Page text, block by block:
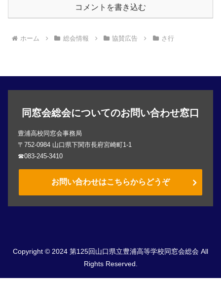
コメントを書き込む
ホーム 総会情報 協賛広告 さ行
同窓会総会についてのお問い合わせ窓口
豊浦高校同窓会事務局
〒752-0984 山口県下関市長府宮崎町1-1
☎083-245-3410
お問い合わせはこちらからどうぞ
Copyright © 2024 第125回山口県立豊浦高等学校同窓会総会 All
Rights Reserved.